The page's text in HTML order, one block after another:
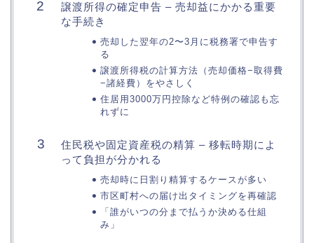
譲渡所得の確定申告 – 売却益にかかる重要
な手続き
売却した翌年の2〜3月に税務署で申告す
る
譲渡所得税の計算方法（売却価格−取得費
−諸経費）をやさしく
住居用3000万円控除など特例の確認も忘
れずに
住民税や固定資産税の精算 – 移転時期によ
って負担が分かれる
売却時に日割り精算するケースが多い
市区町村への届け出タイミングを再確認
「誰がいつの分まで払うか決める仕組
み」